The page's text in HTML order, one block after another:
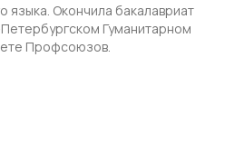
языка. Окончила бакалавриат
Гуманитарном
Профсоюзов.